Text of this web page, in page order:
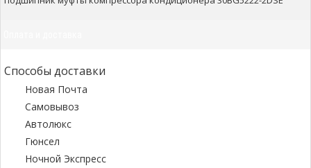
Способы доставки
Новая Почта
Самовывоз
Автолюкс
Гюнсел
Ночной Экспресс